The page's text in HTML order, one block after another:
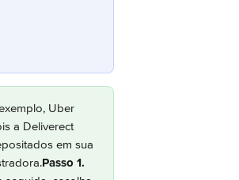
Uber
a Deliverect
em sua
Passo 1.